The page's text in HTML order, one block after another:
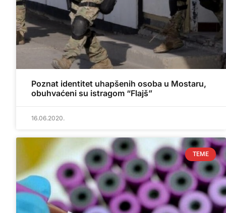
Poznat identitet uhapšenih osoba u Mostaru,
obuhvaćeni su istragom “Flajš”
16.06.2020.
TEME